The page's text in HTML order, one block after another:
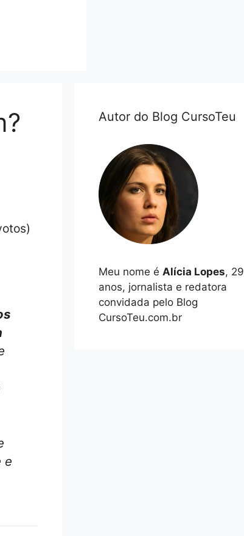
e
Autor do Blog CursoTeu
Meu nome é Alícia Lopes, 29
anos, jornalista e redatora
convidada pelo Blog
CursoTeu.com.br